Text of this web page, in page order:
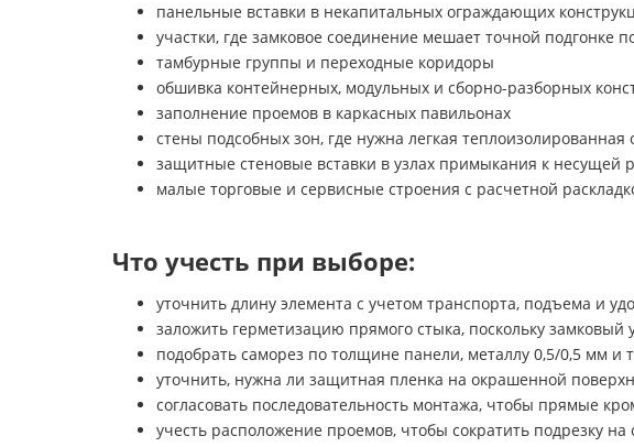
панельные вставки в некапитальных ограждающих
участки, где замковое соединение мешает точной подгонке
тамбурные группы и переходные коридоры
обшивка контейнерных, модульных и сборно-разборных
заполнение проемов в каркасных павильонах
стены подсобных зон, где нужна легкая теплоизолированная
защитные стеновые вставки в узлах примыкания к несущей
малые торговые и сервисные строения с расчетной
Что учесть при выборе:
уточнить длину элемента с учетом транспорта, подъема и
заложить герметизацию прямого стыка, поскольку замковый
подобрать саморез по толщине панели, металлу 0,5/0,5 мм и
уточнить, нужна ли защитная пленка на окрашенной
согласовать последовательность монтажа, чтобы прямые
учесть расположение проемов, чтобы сократить подрезку на